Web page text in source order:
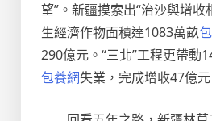
望”。新疆摸索出“治沙與增收
生經濟作物面積達1083萬畝
290億元。“三北”工程更帶動
包養網失業，完成增收47億